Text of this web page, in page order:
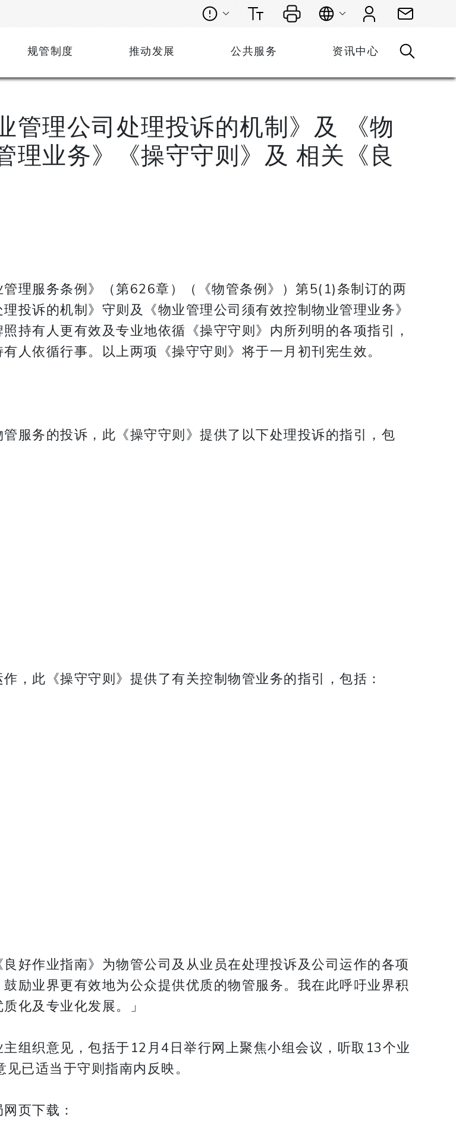
规管制度 推动发展 公共服务 资讯中心
管理公司处理投诉的机制》及 《物
理业务》《操守守则》及 相关《良
理服务条例》（第626章）（《物管条例》）第5(1)条制订的两
投诉的机制》守则及《物业管理公司须有效控制物业管理业务》
持有人更有效及专业地依循《操守守则》内所列明的各项指引，
人依循行事。以上两项《操守守则》将于一月初刊宪生效。
服务的投诉，此《操守守则》提供了以下处理投诉的指引，包
，此《操守守则》提供了有关控制物管业务的指引，包括：
好作业指南》为物管公司及从业员在处理投诉及公司运作的各项
励业界更有效地为公众提供优质的物管服务。我在此呼吁业界积
化及专业化发展。」
组织意见，包括于12月4日举行网上聚焦小组会议，听取13个业
已适当于守则指南内反映。
页下载：